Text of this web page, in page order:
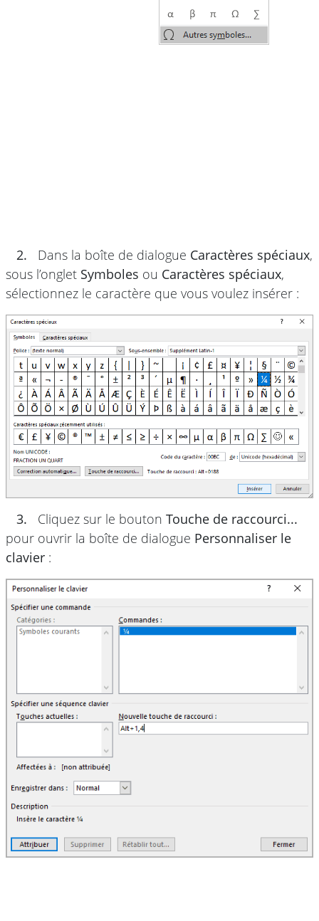
2. Dans la boîte de dialogue Caractères spéciaux,
sous l’onglet Symboles ou Caractères spéciaux,
sélectionnez le caractère que vous voulez insérer :
3. Cliquez sur le bouton Touche de raccourci...
pour ouvrir la boîte de dialogue Personnaliser le
clavier :